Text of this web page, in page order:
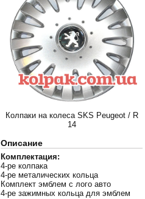
Колпаки на колеса SKS Peugeot / R
14
Описание
Комплектация:
4-ре колпака
4-ре металических кольца
Комплект эмблем с лого авто
4-ре зажимных кольца для эмблем